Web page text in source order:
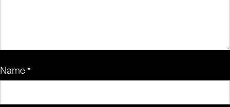
Name *